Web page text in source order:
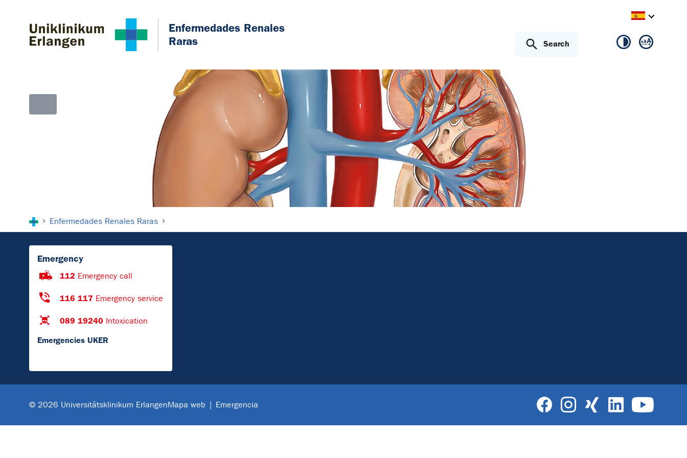
Enfermedades Renales
Raras
Search
Enfermedades Renales Raras
Emergency
112 Emergency call
116 117 Emergency service
089 19240 Intoxication
Emergencies UKER
© 2026 Universitätsklinikum ErlangenMapa web Emergencia